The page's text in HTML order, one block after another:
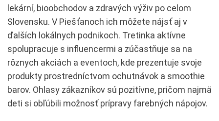
lekární, bioobchodov a zdravých výživ po celom
Slovensku. V Piešťanoch ich môžete nájsť aj v
ďalších lokálnych podnikoch. Tretinka aktívne
spolupracuje s influencermi a zúčastňuje sa na
rôznych akciách a eventoch, kde prezentuje svoje
produkty prostredníctvom ochutnávok a smoothie
barov. Ohlasy zákazníkov sú pozitívne, pričom najmä
deti si obľúbili možnosť prípravy farebných nápojov.